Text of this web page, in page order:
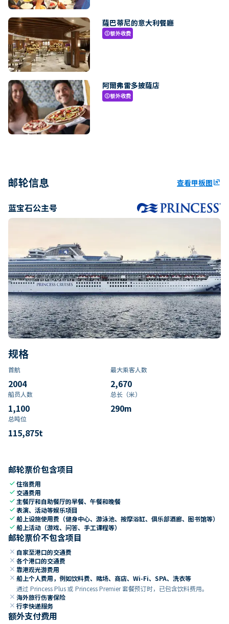
薩巴蒂尼的意大利餐廳
paid额外收费
阿爾弗雷多披薩店
paid额外收费
邮轮信息 查看甲板图ungroup
蓝宝石公主号
规格
首航
2004
最大乘客人数
2,670
船员人数
1,100
总长（米）
290m
总吨位
115,875t
邮轮票价包含项目
check住宿费用
check 交通费用
check 主餐厅和自助餐厅的早餐、午餐和晚餐
check表演、活动等娱乐项目
check船上设施使用费（健身中心、游泳池、按摩浴缸、俱乐部酒廊、图书馆等）
check船上活动（游戏、问答、手工课程等）
邮轮票价不包含项目
close 自家至港口的交通费
close 各个港口的交通费
close 靠港观光游费用
close 船上个人费用，例如饮料费、赌场、商店、Wi-Fi、SPA、洗衣等
通过 Princess Plus 或 Princess Premier 套餐预订时，已包含饮料费用。
close 海外旅行伤害保险
close 行李快递服务
额外支付费用